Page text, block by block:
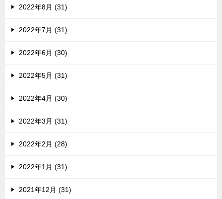
2022年8月 (31)
2022年7月 (31)
2022年6月 (30)
2022年5月 (31)
2022年4月 (30)
2022年3月 (31)
2022年2月 (28)
2022年1月 (31)
2021年12月 (31)